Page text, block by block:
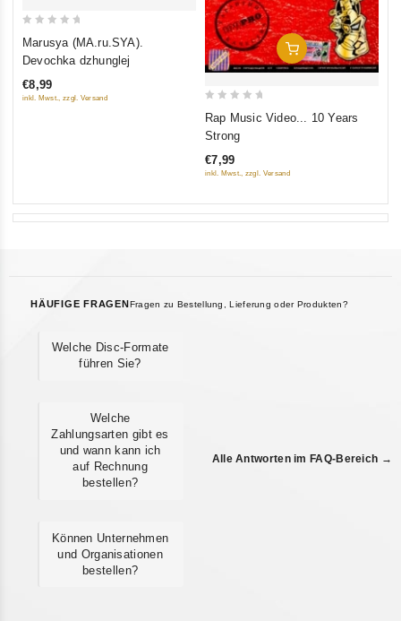
5
Marusya (MA.ru.SYA).
Devochka dzhunglej
€8,99
inkl. Mwst., zzgl. Versand
In Den Warenkorb
out
5
Rap Music Video... 10 Years
Strong
€7,99
inkl. Mwst., zzgl. Versand
HÄUFIGE FRAGEN Fragen zu Bestellung, Lieferung oder Produkten?
Welche Disc-Formate
führen Sie?
Welche
Zahlungsarten gibt es
und wann kann ich
auf Rechnung
bestellen?
Können Unternehmen
und Organisationen
bestellen?
Alle Antworten im FAQ-Bereich →